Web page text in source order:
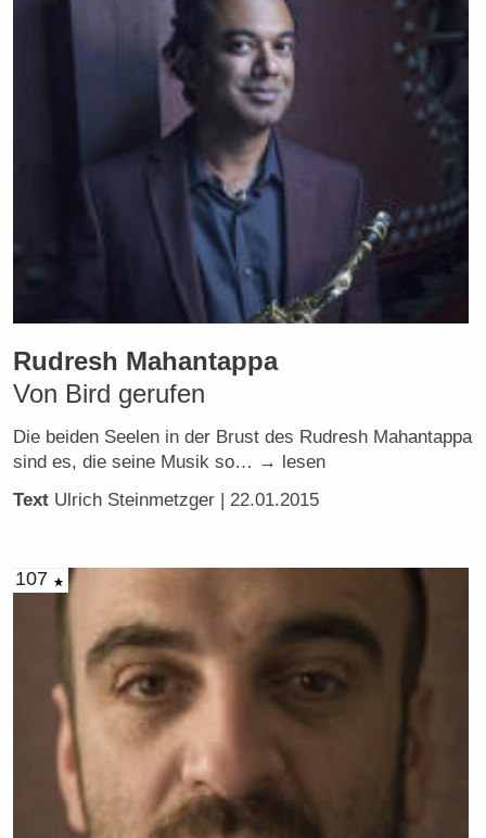
Rudresh Mahantappa
Von Bird gerufen
Die beiden Seelen in der Brust des Rudresh Mahantappa
sind es, die seine Musik so… → lesen
Text Ulrich Steinmetzger | 22.01.2015
107